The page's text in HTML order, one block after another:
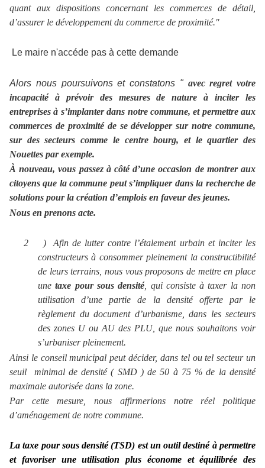
quant aux dispositions concernant les commerces de détail,
d’assurer le développement du commerce de proximité."
Le maire n'accéde pas à cette demande
Alors nous poursuivons et constatons "avec regret votre
incapacité à prévoir des mesures de nature à inciter les
entreprises à s’implanter dans notre commune, et permettre aux
commerces de proximité de se développer sur notre commune,
sur des secteurs comme le centre bourg, et le quartier des
Nouettes par exemple.
À nouveau, vous passez à côté d’une occasion de montrer aux
citoyens que la commune peut s’impliquer dans la recherche de
solutions pour la création d’emplois en faveur des jeunes.
Nous en prenons acte.
2 )
Afin de lutter contre l’étalement urbain et inciter les
constructeurs à consommer pleinement la constructibilité
de leurs terrains, nous vous proposons de mettre en place
unetaxe pour sous densité, qui consiste à taxer la non
utilisation d’une partie de la densité offerte par le
règlement du document d’urbanisme, dans les secteurs
des zones U ou AU des PLU, que nous souhaitons voir
s’urbaniser pleinement.
Ainsi le conseil municipal peut décider, dans tel ou tel secteur un
seuil
minimal de densité ( SMD ) de 50 à 75 % de la densité
maximale autorisée dans la zone.
Par cette mesure, nous affirmerions notre réel politique
d’aménagement de notre commune.
La taxe pour sous densité (TSD) est un outil destiné à permettre
et favoriser une utilisation plus économe et équilibrée des